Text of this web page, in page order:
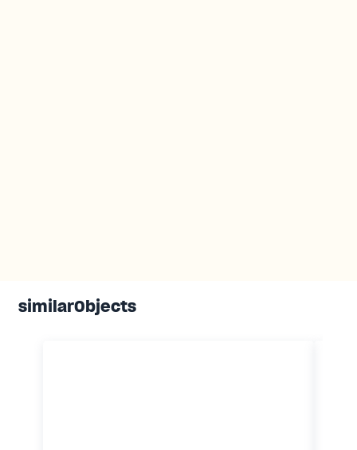
similarObjects